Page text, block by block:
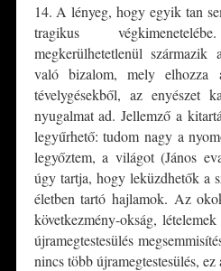
14. A lényeg, hogy egyik tan
tragikus
megkerülhetetlenül származik
való bizalom, mely elhozza
tévelygésekből, az enyészet
nyugalmat ad. Jellemző a
legyűrhető: tudom nagy a
legyőztem, a világot (János
úgy tartja, hogy leküzdhetők a
életben tartó hajlamok. Az
következmény-okság,
újramegtestesülés
nincs több újramegtestesülés, ez